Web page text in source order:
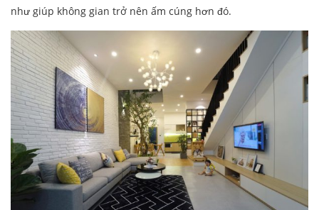
như giúp không gian trở nên ấm cúng hơn đó.